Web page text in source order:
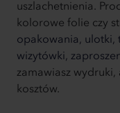
uszlachetnienia.
kolorowe folie czy
opakowania, ulotki,
wizytówki,
zamawiasz wydruki,
kosztów.